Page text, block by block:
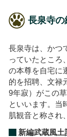
長泉寺の
長泉寺は、かつ
っていたところ
の本尊を自宅に
的を招聘、文禄
9年寂）がこの
といいます。当
肌観音と称され
新編武蔵風